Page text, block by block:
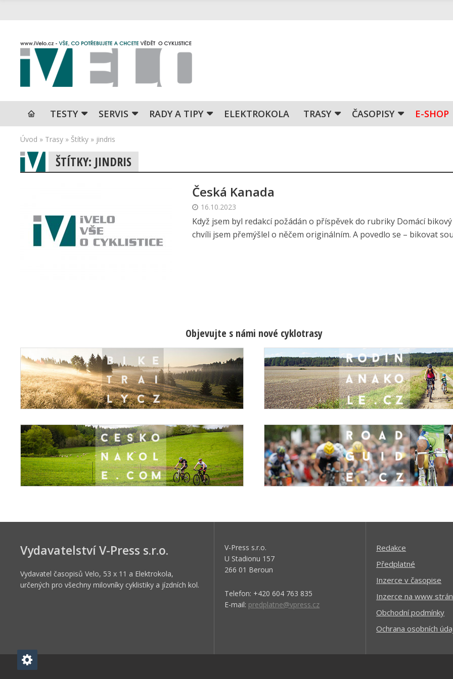
TESTY SERVIS RADY A TIPY ELEKTROKOLA TRASY ČASOPISY E-SHOP
Úvod » Trasy » Štítky » jindris
ŠTÍTKY: JINDRIS
Česká Kanada
16.10.2023
Když jsem byl redakcí požádán o příspěvek do rubriky Domácí
chvíli jsem přemýšlel o něčem originálním. A povedlo se – bikovat
Objevujte s námi nové cyklotrasy
Vydavatelství V-Press s.r.o.
Vydavatel časopisů Velo, 53 x 11 a Elektrokola,
určených pro všechny milovníky cyklistiky a jízdních kol.
V-Press s.r.o.
U Stadionu 157
266 01 Beroun
Telefon: +420 604 763 835
E-mail: predplatne@vpress.cz
Redakce
Předplatné
Inzerce v časopise
Inzerce na www
Obchodní podmínky
Ochrana osobních